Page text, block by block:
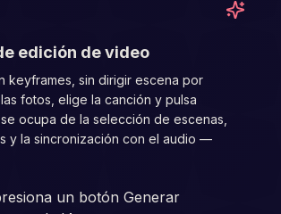
edición de video
keyframes, sin dirigir escena por
fotos, elige la canción y pulsa
se ocupa de la selección de escenas,
y la sincronización con el audio —